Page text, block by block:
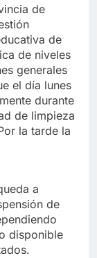
de
de
de niveles
generales
el día lunes
durante
de limpieza
la tarde la
a
de
disponible